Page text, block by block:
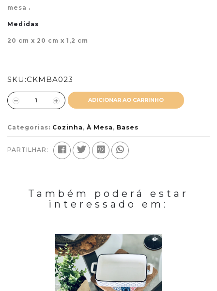
mesa .
Medidas
20 cm x 20 cm x 1,2 cm
SKU:CKMBA023
ADICIONAR AO CARRINHO
Categorias: Cozinha , À Mesa , Bases
PARTILHAR:
Também poderá estar
interessado em: